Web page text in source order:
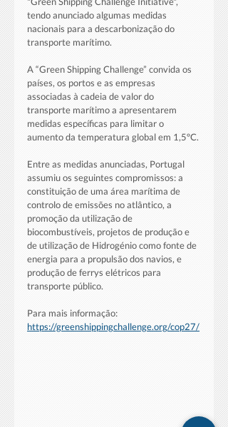
tendo anunciado algumas medidas
nacionais para a descarbonização do
transporte marítimo.
A “Green Shipping Challenge” convida os
países, os portos e as empresas
associadas à cadeia de valor do
transporte marítimo a apresentarem
medidas específicas para limitar o
aumento da temperatura global em 1,5ºC.
Entre as medidas anunciadas, Portugal
assumiu os seguintes compromissos: a
constituição de uma área marítima de
controlo de emissões no atlântico, a
promoção da utilização de
biocombustíveis, projetos de produção e
de utilização de Hidrogénio como fonte de
energia para a propulsão dos navios, e
produção de ferrys elétricos para
transporte público.
Para mais informação:
https://greenshippingchallenge.org/cop27/